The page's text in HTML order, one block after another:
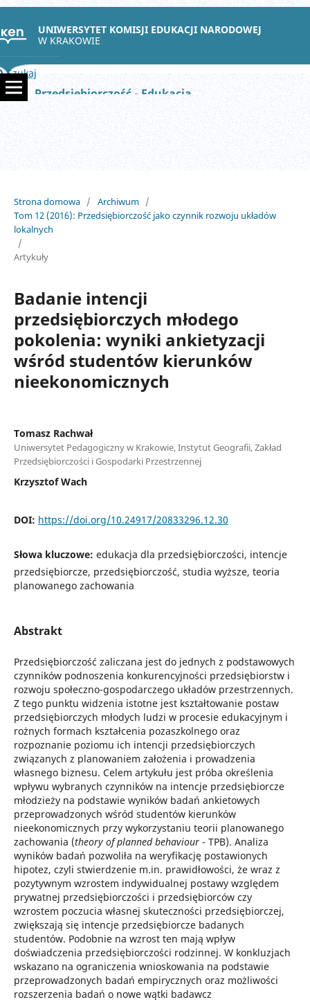
UNIWERSYTET KOMISJI EDUKACJI NARODOWEJ
W KRAKOWIE
Szukaj
Przedsiębiorczość - Edukacja
Strona domowa / Archiwum /
Tom 12 (2016): Przedsiębiorczość jako czynnik rozwoju układów
lokalnych
/
Artykuły
Badanie intencji
przedsiębiorczych młodego
pokolenia: wyniki ankietyzacji
wśród studentów kierunków
nieekonomicznych
Tomasz Rachwał
Uniwersytet Pedagogiczny w Krakowie, Instytut Geografii, Zakład
Przedsiębiorczości i Gospodarki Przestrzennej
Krzysztof Wach
DOI: https://doi.org/10.24917/20833296.12.30
Słowa kluczowe: edukacja dla przedsiębiorczości, intencje
przedsiębiorcze, przedsiębiorczość, studia wyższe, teoria
planowanego zachowania
Abstrakt
Przedsiębiorczość zaliczana jest do jednych z podstawowych
czynników podnoszenia konkurencyjności przedsiębiorstw i
rozwoju społeczno-gospodarczego układów przestrzennych.
Z tego punktu widzenia istotne jest kształtowanie postaw
przedsiębiorczych młodych ludzi w procesie edukacyjnym i
rożnych formach kształcenia pozaszkolnego oraz
rozpoznanie poziomu ich intencji przedsiębiorczych
związanych z planowaniem założenia i prowadzenia
własnego biznesu. Celem artykułu jest próba określenia
wpływu wybranych czynników na intencje przedsiębiorcze
młodzieży na podstawie wyników badań ankietowych
przeprowadzonych wśród studentów kierunków
nieekonomicznych przy wykorzystaniu teorii planowanego
zachowania (theory of planned behaviour - TPB). Analiza
wyników badań pozwoliła na weryfikację postawionych
hipotez, czyli stwierdzenie m.in. prawidłowości, że wraz z
pozytywnym wzrostem indywidualnej postawy względem
prywatnej przedsiębiorczości i przedsiębiorców czy
wzrostem poczucia własnej skuteczności przedsiębiorczej,
zwiększają się intencje przedsiębiorcze badanych
studentów. Podobnie na wzrost ten mają wpływ
doświadczenia przedsiębiorczości rodzinnej. W konkluzjach
wskazano na ograniczenia wnioskowania na podstawie
przeprowadzonych badań empirycznych oraz możliwości
rozszerzenia badań o nowe wątki badawcz